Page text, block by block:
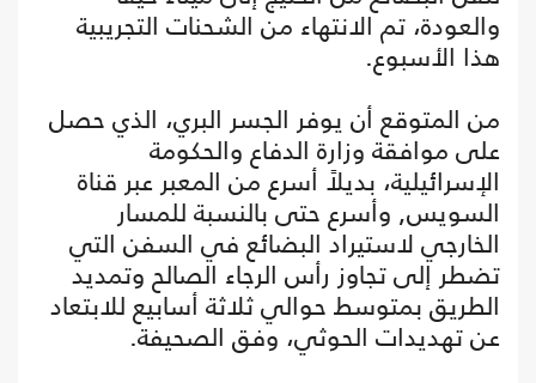
والعودة، تم الانتهاء من الشحنات التجريبية
هذا الأسبوع.
من المتوقع أن يوفر الجسر البري، الذي حصل
على موافقة وزارة الدفاع والحكومة
الإسرائيلية، بديلاً أسرع من المعبر عبر قناة
السويس, وأسرع حتى بالنسبة للمسار
الخارجي لاستيراد البضائع في السفن التي
تضطر إلى تجاوز رأس الرجاء الصالح وتمديد
الطريق بمتوسط حوالي ثلاثة أسابيع للابتعاد
عن تهديدات الحوثي، وفق الصحيفة.